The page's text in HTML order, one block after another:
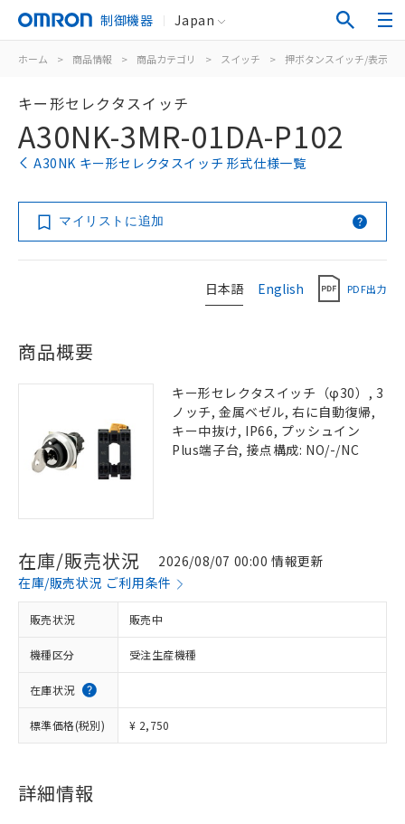
制御機器 Japan
ホーム > 商品情報 > 商品カテゴリ > スイッチ > 押ボタンスイッチ/表示灯
キー形セレクタスイッチ
A30NK-3MR-01DA-P102
A30NK キー形セレクタスイッチ 形式仕様一覧
マイリストに追加
日本語 English PDF出力
商品概要
キー形セレクタスイッチ（φ30）, 3
ノッチ, 金属ベゼル, 右に自動復帰,
キー中抜け, IP66, プッシュイン
Plus端子台, 接点構成: NO/-/NC
在庫/販売状況
2026/08/07 00:00 情報更新
在庫/販売状況 ご利用条件
販売状況 販売中
機種区分 受注生産機種
在庫状況
標準価格(税別) ¥ 2,750
詳細情報